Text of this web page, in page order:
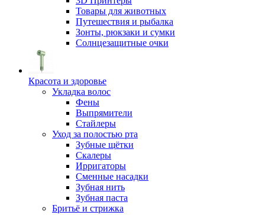
Товары для животных
Путешествия и рыбалка
Зонты, рюкзаки и сумки
Солнцезащитные очки
Красота и здоровье
Укладка волос
Фены
Выпрямители
Стайлеры
Уход за полостью рта
Зубные щётки
Скалеры
Ирригаторы
Сменные насадки
Зубная нить
Зубная паста
Бритьё и стрижка